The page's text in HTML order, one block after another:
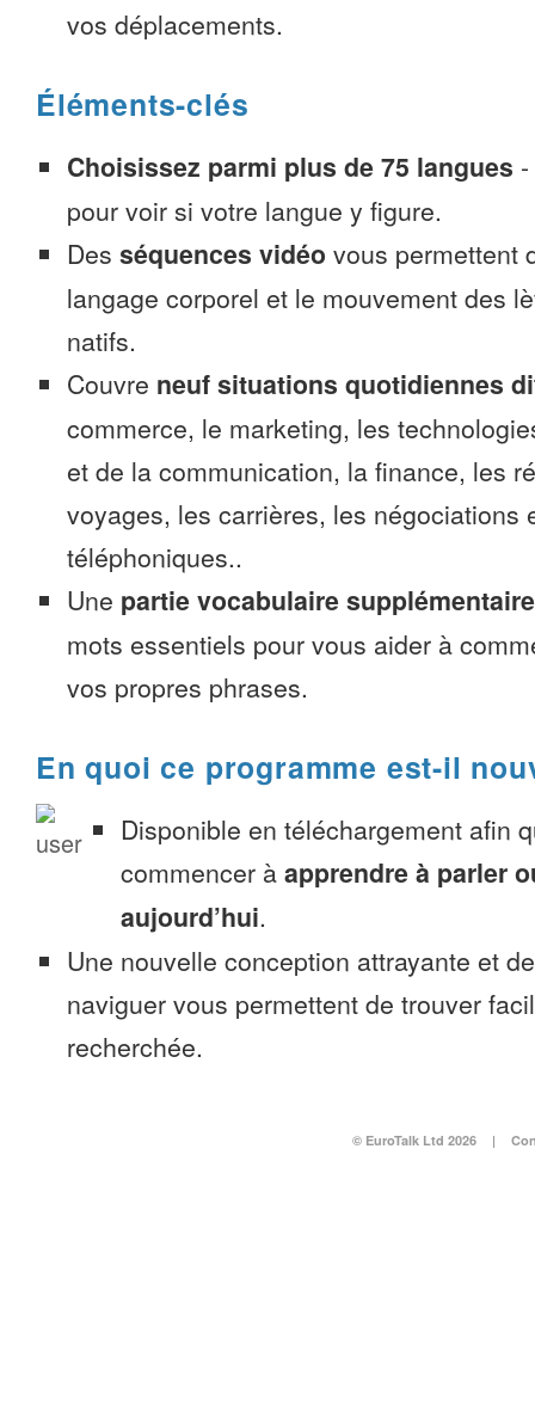
vos déplacements.
Éléments-clés
Choisissez parmi plus de 75 langues -
pour voir si votre langue y figure.
Des séquences vidéo vous permettent
langage corporel et le mouvement des
natifs.
Couvre neuf situations quotidiennes
commerce, le marketing, les
et de la communication, la finance, les
voyages, les carrières, les négociations
téléphoniques..
Une partie vocabulaire supplémentaire
mots essentiels pour vous aider à
vos propres phrases.
En quoi ce programme est-il
Disponible en téléchargement afin
commencer à apprendre à parler
aujourd’hui.
Une nouvelle conception attrayante et
naviguer vous permettent de trouver
recherchée.
© EuroTalk Ltd 2026 |